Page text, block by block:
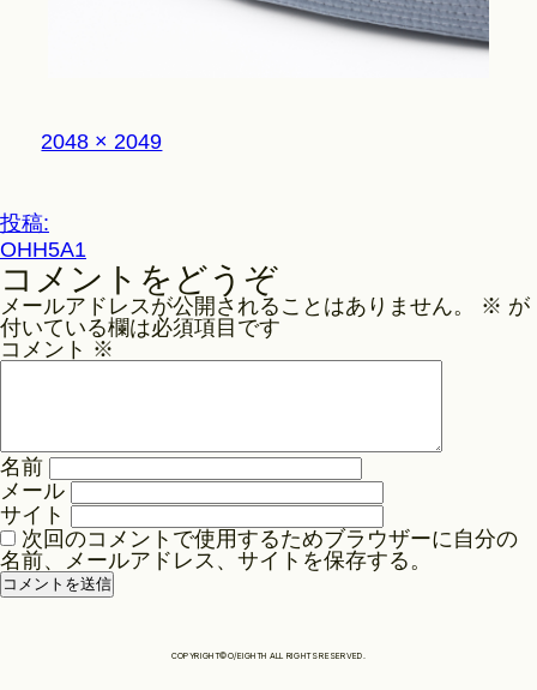
Product Lineup
News
Store
フ
ル
ズ
2048 × 2049
投
稿
ナ
ビ
ゲ
ョ
ン
投稿:
OHH5A1
コメントをどうぞ
メールアドレスが公開されることはありません。 ※ が
付いている欄は必須項目です
コメント ※
名前
メール
サイト
次回のコメントで使用するためブラウザーに自分の
名前、メールアドレス、サイトを保存する。
COPYRIGHT©O/EIGHTH ALL RIGHTS RESERVED.